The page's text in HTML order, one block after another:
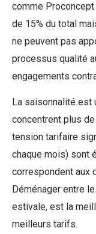
comme
de 15% du total
ne peuvent pas
processus qualité
engagements
La saisonnalité est
concentrent plus
tension tarifaire
chaque mois) sont
correspondent aux
Déménager entre
estivale, est la
meilleurs tarifs.